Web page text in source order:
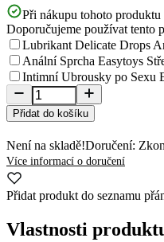
Při nákupu tohoto produktu
Doporučujeme používat tento
Lubrikant Delicate Drops
Anální Sprcha Easytoys
Intimní Ubrousky po Sexu
Přidat do košíku
Není na skladě!Doručení:
Více informací o doručení
Přidat produkt do seznamu
Vlastnosti